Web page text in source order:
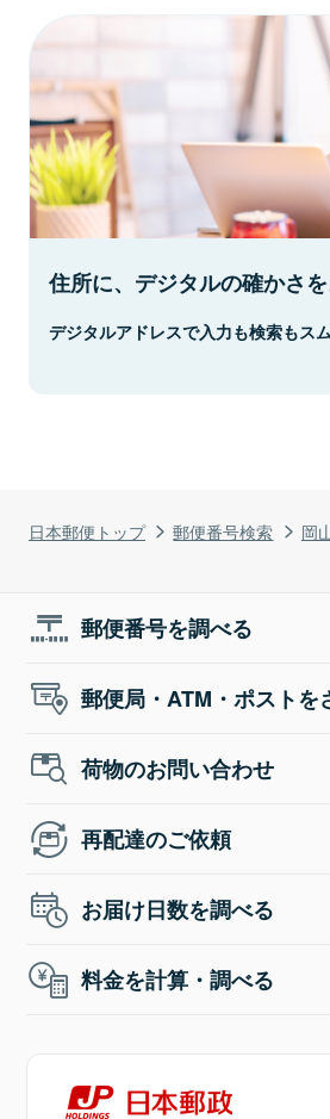
日本郵便トップ 郵便番号検索 岡
住所に、デジタルの確かさを
デジタルアドレスで入力も検索もスム
郵便番号を調べる
郵便局・ATM・ポストを
荷物のお問い合わせ
再配達のご依頼
お届け日数を調べる
料金を計算・調べる